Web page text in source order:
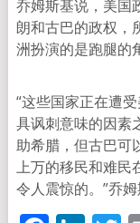
乔姆斯基说，美国
朗和古巴的政权，
洲扮演的是跑腿的
“这些国家正在遭
具讽刺意味的因素
助希腊，但古巴可
上万的移民和难民
令人震惊的。”乔姆